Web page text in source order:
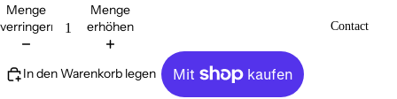
Contact
Menge
verringern
Menge
erhöhen
In den Warenkorb legen